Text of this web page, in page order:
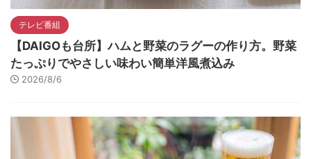
テレビ番組
【DAIGOも台所】ハムと野菜のラグーの作り方。野菜
たっぷりでやさしい味わい簡単洋風煮込み
2026/8/6